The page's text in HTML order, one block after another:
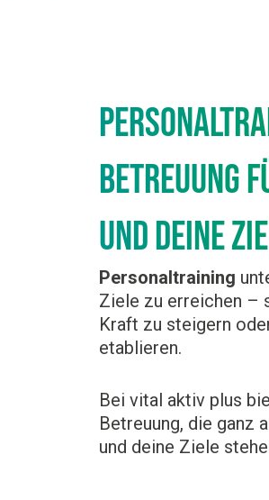
Betreuung
und deine
Personaltraining
Ziele zu erreichen –
Kraft zu steigern
etablieren.
Bei vital aktiv plus
Betreuung, die ganz
und deine Ziele